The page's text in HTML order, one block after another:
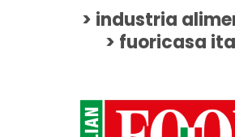
> industria
> fuoricasa